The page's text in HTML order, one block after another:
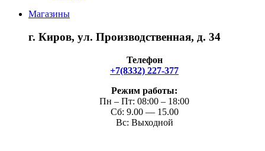
Магазины
г. Киров, ул. Производственная, д. 34
Телефон
+7(8332) 227-377
Режим работы:
Пн – Пт: 08:00 – 18:00
Сб: 9.00 — 15.00
Вс: Выходной